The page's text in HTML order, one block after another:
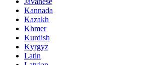
Kannada
Kazakh
Khmer
Kurdish
Kyrgyz
Latin